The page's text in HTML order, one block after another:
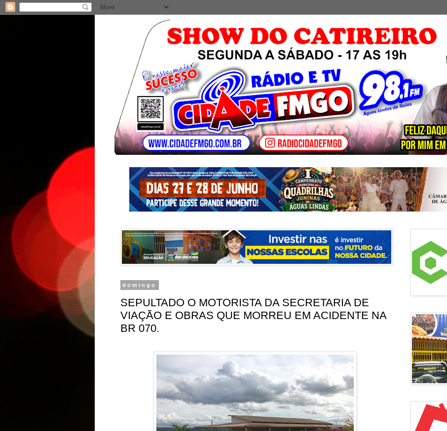
domingo
SEPULTADO O MOTORISTA DA SECRETARIA DE
VIAÇÃO E OBRAS QUE MORREU EM ACIDENTE NA
BR 070.